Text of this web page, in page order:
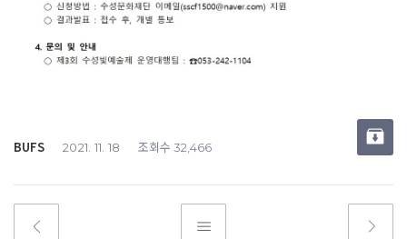
BUFS 2021. 11. 18 조회수 32,466